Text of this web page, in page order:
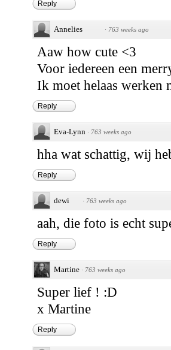
Reply
Annelies · 763 weeks ago
Aaw how cute <3
Voor iedereen een
Ik moet helaas werken
Reply
Eva-Lynn · 763 weeks ago
hha wat schattig, wij
Reply
dewi · 763 weeks ago
aah, die foto is echt
Reply
Martine · 763 weeks ago
Super lief ! :D
x Martine
Reply